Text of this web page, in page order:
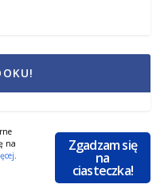
Zgadzam się
na
ciasteczka!
na
.